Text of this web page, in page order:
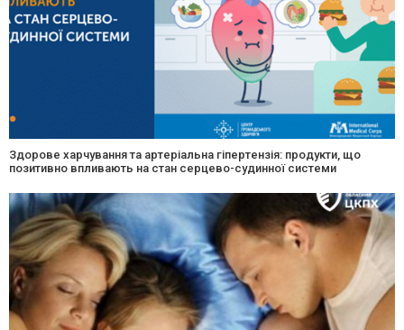
Здорове харчування та артеріальна гіпертензія: продукти, що
позитивно впливають на стан серцево-судинної системи